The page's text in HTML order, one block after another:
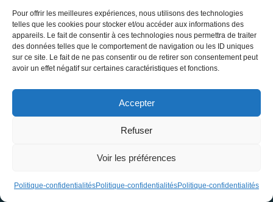
Pour offrir les meilleures expériences, nous utilisons des technologies
telles que les cookies pour stocker et/ou accéder aux informations des
appareils. Le fait de consentir à ces technologies nous permettra de traiter
des données telles que le comportement de navigation ou les ID uniques
sur ce site. Le fait de ne pas consentir ou de retirer son consentement peut
avoir un effet négatif sur certaines caractéristiques et fonctions.
Accepter
Refuser
Voir les préférences
Politique-confidentialitésPolitique-confidentialitésPolitique-confidentialités
Politique-confidentialités Travaillons ensemble
Tu veux recevoir des nouvelles d'Escapades Amoureuses ?
2025/EscapadesAmoureuses.com Créé avec passion pour partager